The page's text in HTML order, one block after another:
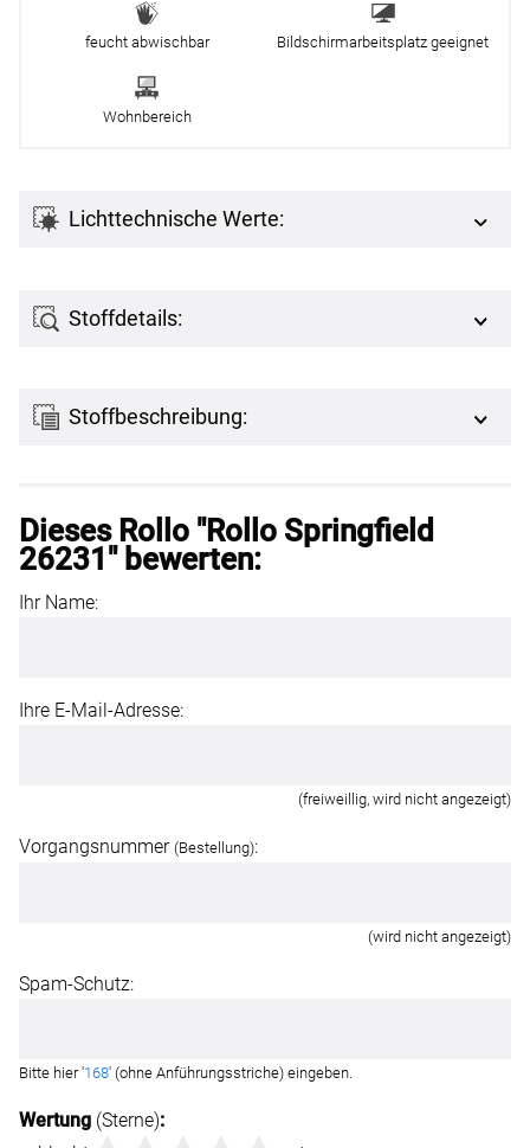
feucht abwischbar Bildschirmarbeitsplatz geeignet
Wohnbereich
Lichttechnische Werte:
Stoffdetails:
Stoffbeschreibung:
Dieses Rollo "Rollo Springfield
26231" bewerten:
Ihr Name:
Ihre E-Mail-Adresse:
(freiweillig, wird nicht angezeigt)
Vorgangsnummer (Bestellung):
(wird nicht angezeigt)
Spam-Schutz:
Bitte hier '168' (ohne Anführungsstriche) eingeben.
Wertung (Sterne):